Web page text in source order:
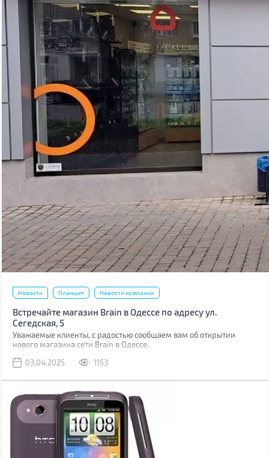
Новости Планшет Новости компании
Встречайте магазин Brain в Одессе по адресу ул.
Сегедская, 5
Уважаемые клиенты, с радостью сообщаем вам об открытии
нового магазина сети Brain в Одессе.
03.04.2025
1153